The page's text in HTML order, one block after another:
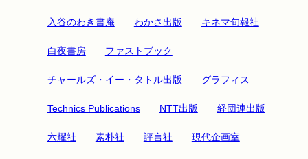
入谷のわき書庵 わかさ出版 キネマ旬報社
白夜書房 ファストブック
チャールズ・イー・タトル出版 グラフィス
Technics Publications NTT出版 経団連出版
六耀社 素朴社 評言社 現代企画室